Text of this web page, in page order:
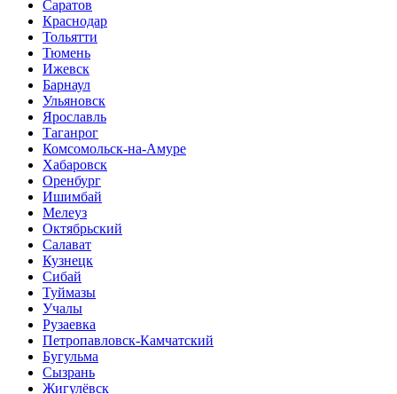
Саратов
Краснодар
Тольятти
Тюмень
Ижевск
Барнаул
Ульяновск
Ярославль
Таганрог
Комсомольск-на-Амуре
Хабаровск
Оренбург
Ишимбай
Мелеуз
Октябрьский
Салават
Кузнецк
Сибай
Туймазы
Учалы
Рузаевка
Петропавловск-Камчатский
Бугульма
Сызрань
Жигулёвск